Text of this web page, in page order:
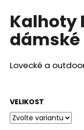
produktu
je
0,0
z
hvězdiček.
Kalhoty
Lovecké a
VELIKOST
a
j
í
t
?